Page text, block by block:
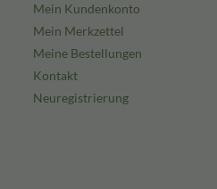
Mein Kundenkonto
Mein Merkzettel
Meine Bestellungen
Kontakt
Neuregistrierung